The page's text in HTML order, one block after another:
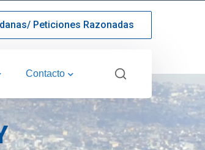
Peticiones Razonadas
Contacto